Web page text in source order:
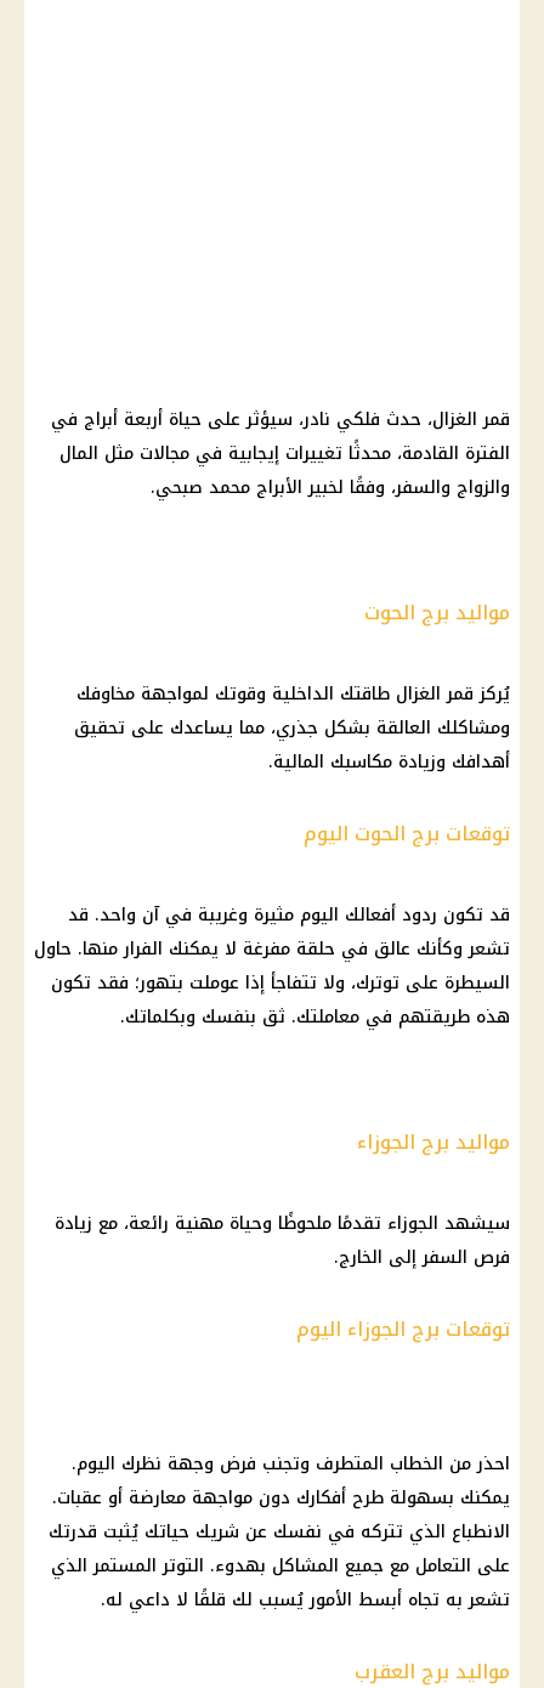
قمر الغزال، حدث فلكي نادر، سيؤثر على حياة أربعة أبراج في
الفترة القادمة، محدثًا تغييرات إيجابية في مجالات مثل المال
والزواج والسفر، وفقًا لخبير الأبراج محمد صبحي.
مواليد برج الحوت
يُركز قمر الغزال طاقتك الداخلية وقوتك لمواجهة مخاوفك
ومشاكلك العالقة بشكل جذري، مما يساعدك على تحقيق
أهدافك وزيادة مكاسبك المالية.
توقعات برج الحوت اليوم
قد تكون ردود أفعالك اليوم مثيرة وغريبة في آن واحد. قد
تشعر وكأنك عالق في حلقة مفرغة لا يمكنك الفرار منها. حاول
السيطرة على توترك، ولا تتفاجأ إذا عوملت بتهور؛ فقد تكون
هذه طريقتهم في معاملتك. ثق بنفسك وبكلماتك.
مواليد برج الجوزاء
سيشهد الجوزاء تقدمًا ملحوظًا وحياة مهنية رائعة، مع زيادة
فرص السفر إلى الخارج.
توقعات برج الجوزاء اليوم
احذر من الخطاب المتطرف وتجنب فرض وجهة نظرك اليوم.
يمكنك بسهولة طرح أفكارك دون مواجهة معارضة أو عقبات.
الانطباع الذي تتركه في نفسك عن شريك حياتك يُثبت قدرتك
على التعامل مع جميع المشاكل بهدوء. التوتر المستمر الذي
تشعر به تجاه أبسط الأمور يُسبب لك قلقًا لا داعي له.
مواليد برج العقرب